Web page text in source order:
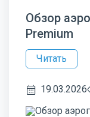
Обзор
Premium
Читать
19.03.2026